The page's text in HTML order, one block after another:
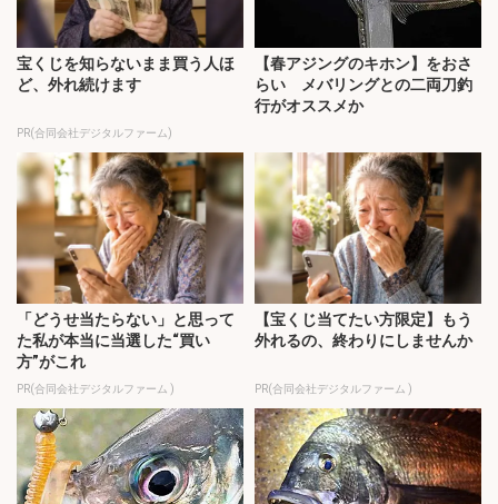
宝くじを知らないまま買う人ほ
ど、外れ続けます
PR(合同会社デジタルファーム)
【春アジングのキホン】をおさ
らい メバリングとの二両刀釣
行がオススメか
「どうせ当たらない」と思って
た私が本当に当選した“買い
方”がこれ
PR(合同会社デジタルファーム )
【宝くじ当てたい方限定】もう
外れるの、終わりにしませんか
PR(合同会社デジタルファーム )